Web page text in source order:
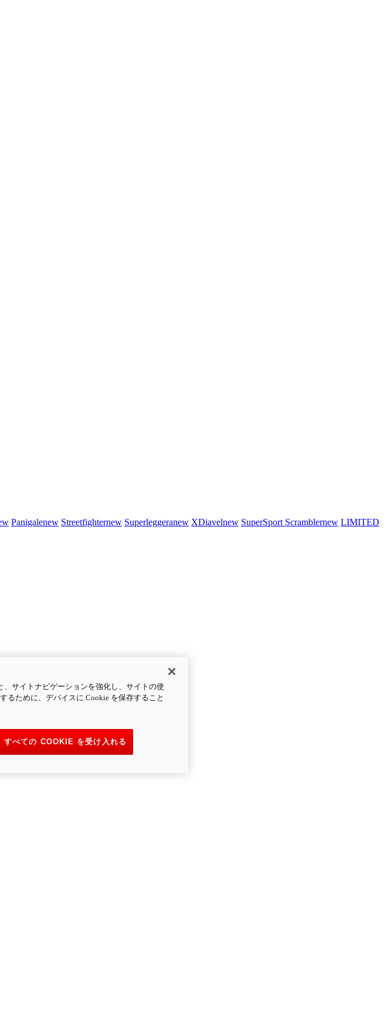
Panigalenew Streetfighternew Superleggeranew XDiavelnew SuperSport Scramblernew LIMITED
、サイトナビゲーションを強化し、サイトの使
るために、デバイスに Cookie を保存すること
すべての COOKIE を受け入れる